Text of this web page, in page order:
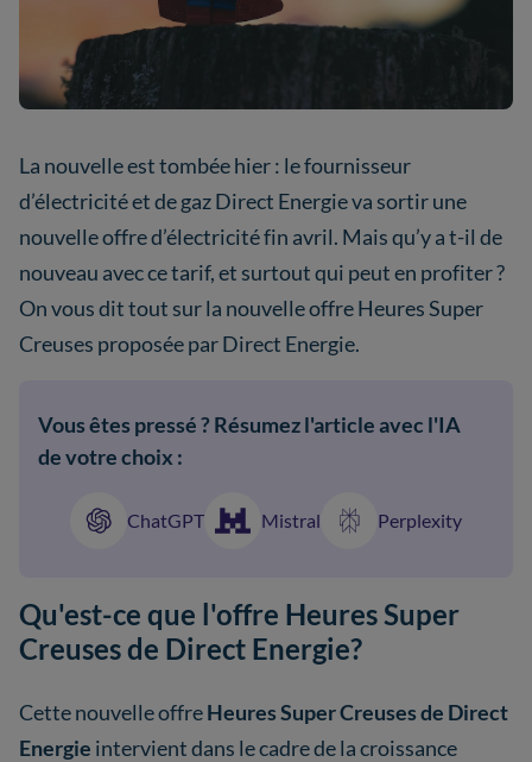
La nouvelle est tombée hier : le fournisseur
d’électricité et de gaz Direct Energie va sortir une
nouvelle offre d’électricité fin avril. Mais qu’y a t-il de
nouveau avec ce tarif, et surtout qui peut en profiter ?
On vous dit tout sur la nouvelle offre Heures Super
Creuses proposée par Direct Energie.
Vous êtes pressé ? Résumez l'article avec l'IA
de votre choix :
ChatGPT Mistral Perplexity
Qu'est-ce que l'offre Heures Super
Creuses de Direct Energie?
Cette nouvelle offreHeures Super Creuses de Direct
Energie intervient dans le cadre de la croissance